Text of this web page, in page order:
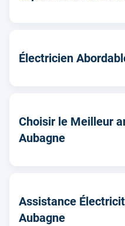
Électricien
Choisir le Meilleur
Aubagne
Assistance
Aubagne